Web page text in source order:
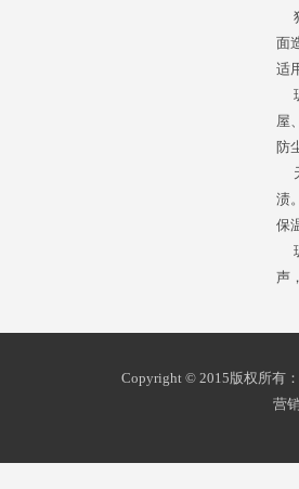
面
适
屋
防
渍
保
声
Copyright © 2015版权所有
营